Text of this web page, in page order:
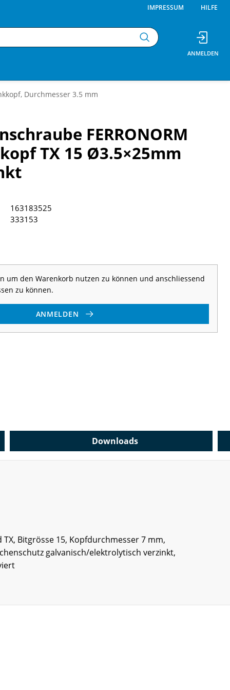
IMPRESSUM HILFE
Durchmesser 3.5 mm
FERRONORM
TX 15 Ø3.5×25mm
um den Warenkorb nutzen zu können und anschliessend
zu können.
ANMELDEN
163183525
333153
Downloads
Bitgrösse 15, Kopfdurchmesser 7 mm,
galvanisch/elektrolytisch verzinkt,